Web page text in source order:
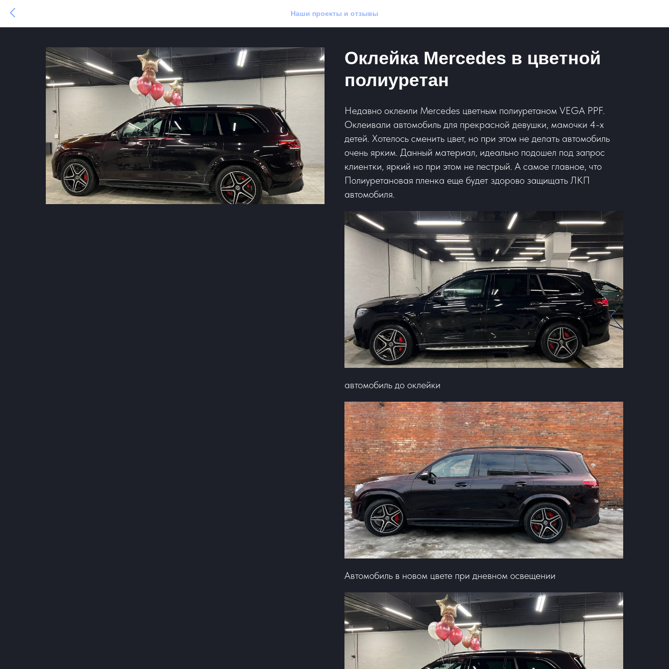
Наши проекты и отзывы
Оклейка Mercedes в цветной
полиуретан
Недавно оклеили Mercedes цветным полиуретаном VEGA PPF.
Оклеивали автомобиль для прекрасной девушки, мамочки 4-х
детей. Хотелось сменить цвет, но при этом не делать автомобиль
очень ярким. Данный материал, идеально подошел под запрос
клиентки, яркий но при этом не пестрый. А самое главное, что
Полиуретановая пленка еще будет здорово защищать ЛКП
автомобиля.
автомобиль до оклейки
Автомобиль в новом цвете при дневном освещении